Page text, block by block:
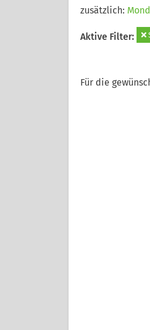
zusätzlich:
Aktive Filter:
Für die